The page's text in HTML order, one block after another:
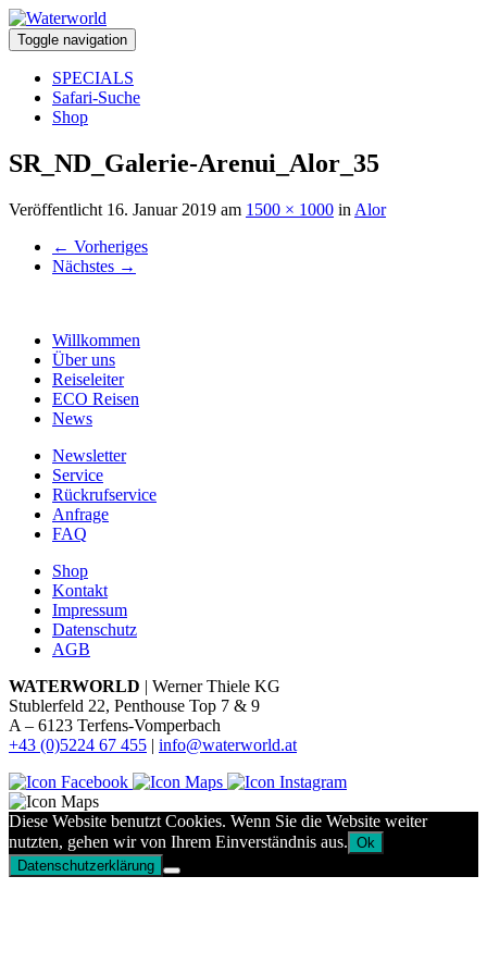
Toggle navigation
SPECIALS
Safari-Suche
Shop
SR_ND_Galerie-Arenui_Alor_35
Veröffentlicht 16. Januar 2019 am 1500 × 1000 in Alor
← Vorheriges
Nächstes →
Willkommen
Über uns
Reiseleiter
ECO Reisen
News
Newsletter
Service
Rückrufservice
Anfrage
FAQ
Shop
Kontakt
Impressum
Datenschutz
AGB
WATERWORLD | Werner Thiele KG
Stublerfeld 22, Penthouse Top 7 & 9
A – 6123 Terfens-Vomperbach
+43 (0)5224 67 455 | info@waterworld.at
Diese Website benutzt Cookies. Wenn Sie die Website weiter
nutzten, gehen wir von Ihrem Einverständnis aus. Ok
Datenschutzerklärung